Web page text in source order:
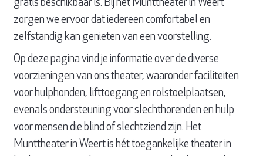
gratis beschikbaar is. Bij het Munttheater in Weert
zorgen we ervoor dat iedereen comfortabel en
zelfstandig kan genieten van een voorstelling.
Op deze pagina vind je informatie over de diverse
voorzieningen van ons theater, waaronder faciliteiten
voor hulphonden, lifttoegang en rolstoelplaatsen,
evenals ondersteuning voor slechthorenden en hulp
voor mensen die blind of slechtziend zijn. Het
Munttheater in Weert is hét toegankelijke theater in